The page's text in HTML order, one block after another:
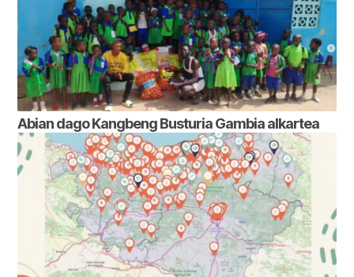
Abian dago Kangbeng Busturia Gambia alkartea